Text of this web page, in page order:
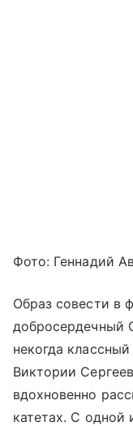
Фото: Геннадий
Образ совести в
добросердечный
некогда
Виктории
вдохновенно
катетах. С одной